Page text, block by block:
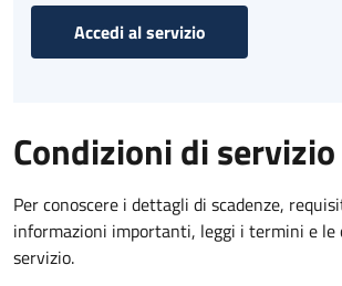
Accedi al servizio
Condizioni di servizio
Per conoscere i dettagli di scadenze,
informazioni importanti, leggi i termini e le
servizio.